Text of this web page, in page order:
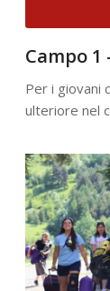
Campo 1
Per i giovani
ulteriore nel